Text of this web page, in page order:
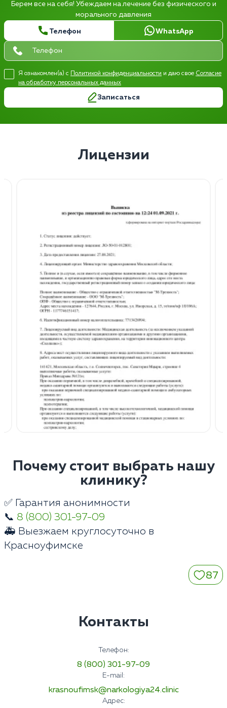
Берем все на себя! Убеждаем на лечение без физического и
морального давления
Телефон WhatsApp
Я ознакомлен(а) с Политикой конфиденциальности и даю свое Согласие
на обработку персональных данных
Записаться
Лицензии
Почему стоит выбрать нашу
клинику?
✅ Гарантия анонимности
📞 8 (800) 301-97-09
🚑 Выезжаем круглосуточно в
Красноуфимске
87
Контакты
Телефон:
8 (800) 301-97-09
E-mail:
krasnoufimsk@narkologiya24.clinic
Адрес: